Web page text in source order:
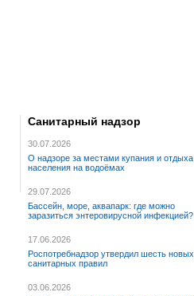
Санитарный надзор
30.07.2026
О надзоре за местами купания и отдыха
населения на водоёмах
29.07.2026
Бассейн, море, аквапарк: где можно
заразиться энтеровирусной инфекцией?
17.06.2026
Роспотребнадзор утвердил шесть новых
санитарных правил
03.06.2026